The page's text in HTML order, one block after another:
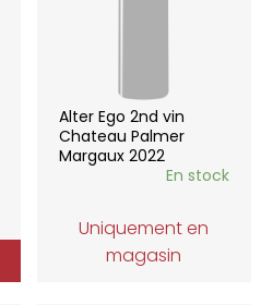
Alter Ego 2nd vin
Chateau Palmer
Margaux 2022
En stock
Uniquement en
magasin